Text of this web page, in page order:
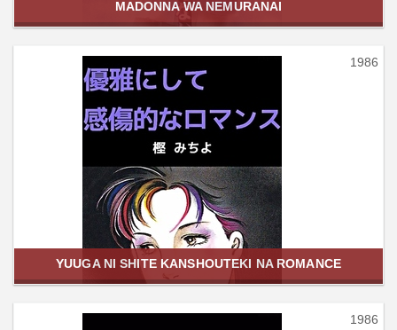
MADONNA WA NEMURANAI
1986
YUUGA NI SHITE KANSHOUTEKI NA ROMANCE
1986